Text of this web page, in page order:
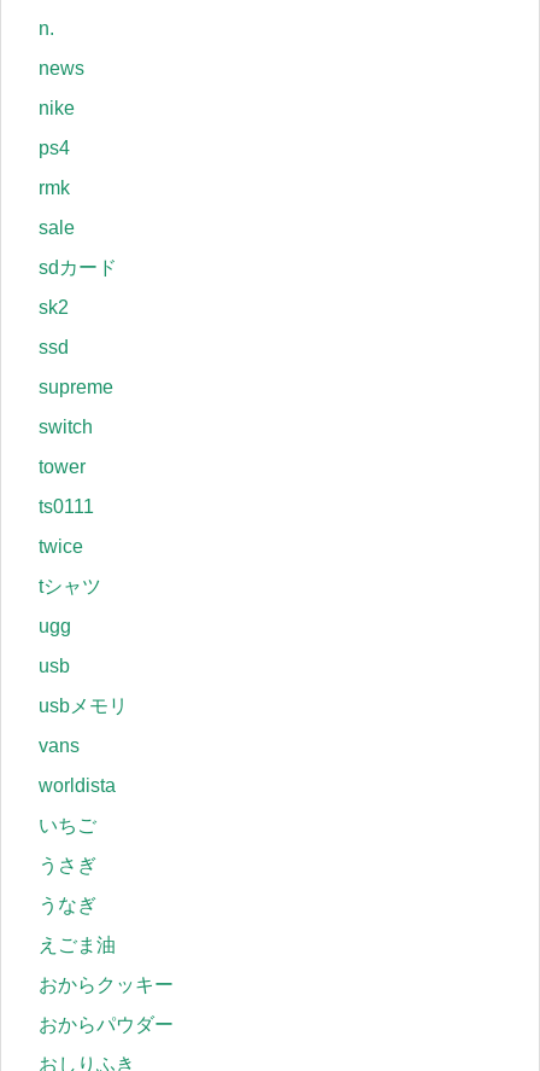
n.
news
nike
ps4
rmk
sale
sdカード
sk2
ssd
supreme
switch
tower
ts0111
twice
tシャツ
ugg
usb
usbメモリ
vans
worldista
いちご
うさぎ
うなぎ
えごま油
おからクッキー
おからパウダー
おしりふき